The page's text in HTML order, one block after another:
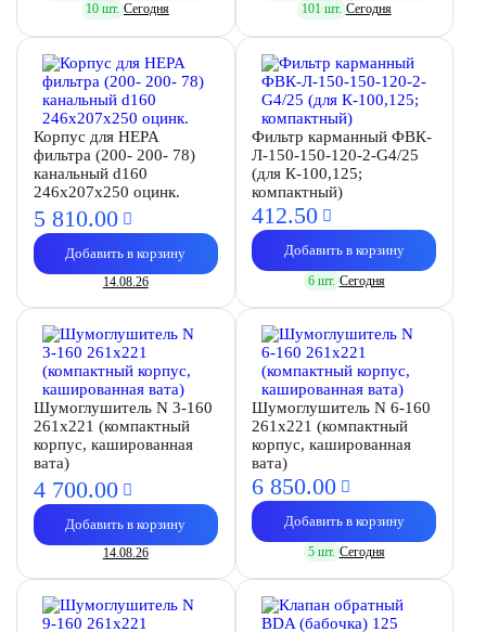
10 шт. Сегодня 101 шт. Сегодня
Корпус для HEPA
фильтра (200- 200- 78)
канальный d160
246х207х250 оцинк.
5 810.00
Добавить в корзину
14.08.26
Фильтр карманный ФВК-
Л-150-150-120-2-G4/25
(для К-100,125;
компактный)
412.50
Добавить в корзину
6 шт. Сегодня
Шумоглушитель N 3-160
261х221 (компактный
корпус, кашированная
вата)
4 700.00
Добавить в корзину
14.08.26
Шумоглушитель N 6-160
261х221 (компактный
корпус, кашированная
вата)
6 850.00
Добавить в корзину
5 шт. Сегодня